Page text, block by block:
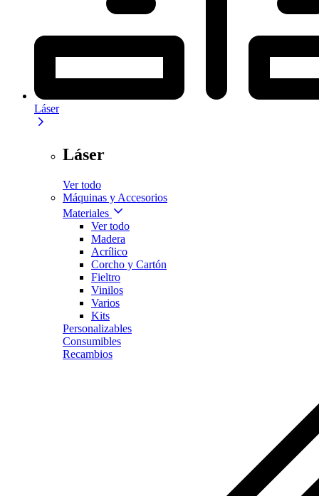
Láser
Láser
Ver todo
Máquinas y Accesorios
Materiales
Ver todo
Madera
Acrílico
Corcho y Cartón
Fieltro
Vinilos
Varios
Kits
Personalizables
Consumibles
Recambios